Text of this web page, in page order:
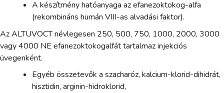
A készítmény hatóanyaga az efanezoktokog-alfa
(rekombináns humán VIII-as alvadási faktor).
Az ALTUVOCT névlegesen 250, 500, 750, 1000, 2000, 3000
vagy 4000 NE efanezoktokogalfát tartalmaz injekciós
üvegenként.
Egyéb összetevők a szacharóz, kalcium-klorid-dihidrát,
hisztidin, arginin-hidroklorid,